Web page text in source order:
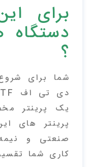
برای
دستگاه
؟
شما برای
دی تی اف DTF به یک
یک پرینتر
پرینتر های
صنعتی و
کاری شما